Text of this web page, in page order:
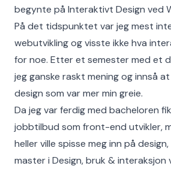
begynte på Interaktivt Design ved
På det tidspunktet var jeg mest
webutvikling og visste ikke hva
for noe. Etter et semester med et
jeg ganske raskt mening og innså
design som var mer min greie.
Da jeg var ferdig med bacheloren
jobbtilbud som front-end utvikler,
heller ville spisse meg inn på
master i Design, bruk & interaksjon